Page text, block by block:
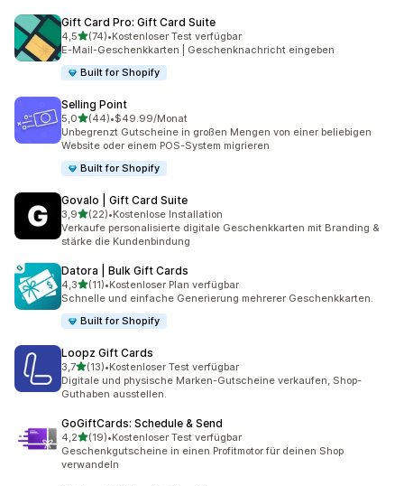
Gift Card Pro: Gift Card Suite
4,5von 5 Sternen
(74)
74 Rezensionen insgesamt
•Kostenloser Test verfügbar
E-Mail-Geschenkkarten | Geschenknachricht eingeben
Built for Shopify
Selling Point
5,0von 5 Sternen
(44)
44 Rezensionen insgesamt
•$49.99/Monat
Unbegrenzt Gutscheine in großen Mengen von einer beliebigen
Website oder einem POS-System migrieren
Built for Shopify
Govalo | Gift Card Suite
3,9von 5 Sternen
(22)
22 Rezensionen insgesamt
•Kostenlose Installation
Verkaufe personalisierte digitale Geschenkkarten mit Branding &
stärke die Kundenbindung
Datora | Bulk Gift Cards
4,3von 5 Sternen
(11)
11 Rezensionen insgesamt
•Kostenloser Plan verfügbar
Schnelle und einfache Generierung mehrerer Geschenkkarten.
Built for Shopify
Loopz Gift Cards
3,7von 5 Sternen
(13)
13 Rezensionen insgesamt
•Kostenloser Test verfügbar
Digitale und physische Marken-Gutscheine verkaufen, Shop-
Guthaben ausstellen.
GoGiftCards: Schedule & Send
4,2von 5 Sternen
(19)
19 Rezensionen insgesamt
•Kostenloser Test verfügbar
Geschenkgutscheine in einen Profitmotor für deinen Shop
verwandeln